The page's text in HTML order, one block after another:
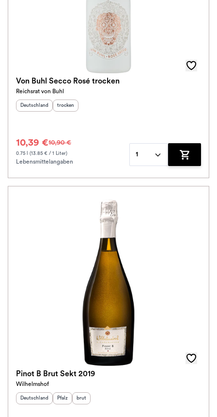
Von Buhl Secco Rosé trocken
Reichsrat von Buhl
Herkunftsland
Deutschland Geschmack
trocken
10,39 €10,90 €
0.75 l (13.85 € / 1 Liter)
Lebensmittelangaben
1
Zum
Pinot B Brut Sekt 2019
Wilhelmshof
Herkunftsland
Deutschland Herkunftsregion
Pfalz Geschmack
brut